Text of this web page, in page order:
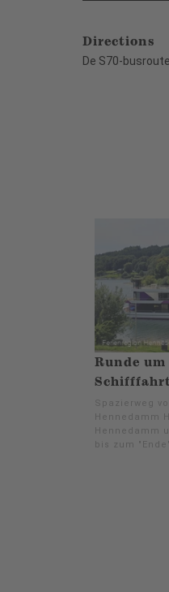
Directions
De S70-
Runde
Spazierweg
Hennedamm
Hennedamm
bis zum